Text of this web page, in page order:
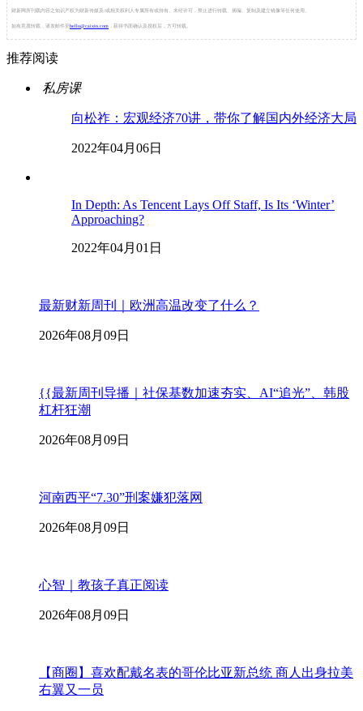
财新网所刊载内容之知识产权为财新传媒及/或相关权利人专属所有或持有。未经许可，禁止进行转载、摘编、复制及建立镜像等任何使用。
如有意愿转载，请发邮件至 hello@caixin.com ，获得书面确认及授权后，方可转载。
推荐阅读
私房课
向松祚：宏观经济70讲，带你了解国内外经济大局
2022年04月06日
In Depth: As Tencent Lays Off Staff, Is Its ‘Winter’
Approaching?
2022年04月01日
最新财新周刊｜欧洲高温改变了什么？
2026年08月09日
{{最新周刊导播｜社保基数加速夯实、AI“追光”、韩股
杠杆狂潮
2026年08月09日
河南西平“7.30”刑案嫌犯落网
2026年08月09日
心智｜教孩子真正阅读
2026年08月09日
【商圈】喜欢配戴名表的哥伦比亚新总统 商人出身拉美
右翼又一员